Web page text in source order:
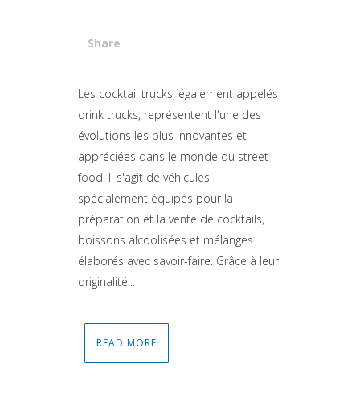
Share
Attiva comando
Les cocktail trucks, également appelés
drink trucks, représentent l'une des
évolutions les plus innovantes et
appréciées dans le monde du street
food. Il s'agit de véhicules
spécialement équipés pour la
préparation et la vente de cocktails,
boissons alcoolisées et mélanges
élaborés avec savoir-faire. Grâce à leur
originalité...
READ MORE